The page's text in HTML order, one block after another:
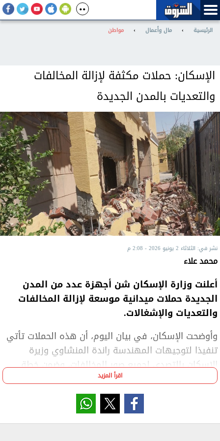
الرئيسية › مال وأعمال › مواطن
الإسكان: حملات مكثفة لإزالة المخالفات
والتعديات بالمدن الجديدة
نشر في: الثلاثاء 2 يونيو 2026 - 2:08 م
محمد علاء
أعلنت وزارة الإسكان شن أجهزة عدد من المدن
الجديدة حملات ميدانية موسعة لإزالة المخالفات
والتعديات والإشغالات.
وأوضحت الإسكان، في بيان اليوم، أن هذه الحملات تأتي
تنفيذا لتوجيهات المهندسة راندة المنشاوي وزيرة
الإسكان بالتصدي لجميع صور المخالفات، وضمن خطة
متكاملة تحافظ على النسق الحضاري وتتعامل فوريا مع
وواصل جهاز مدينة العبور الجديدة حملاته المكثفة
اقرأ المزيد